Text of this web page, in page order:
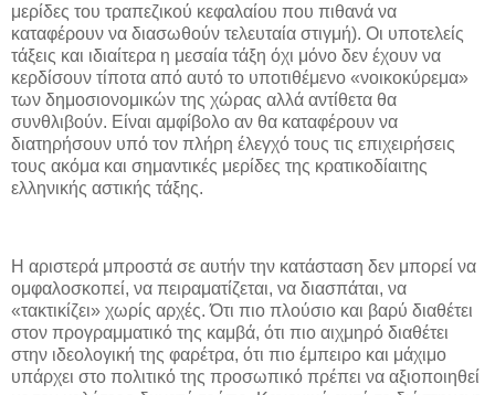
μερίδες του τραπεζικού κεφαλαίου που πιθανά να
καταφέρουν να διασωθούν τελευταία στιγμή). Οι υποτελείς
τάξεις και ιδιαίτερα η μεσαία τάξη όχι μόνο δεν έχουν να
κερδίσουν τίποτα από αυτό το υποτιθέμενο «νοικοκύρεμα»
των δημοσιονομικών της χώρας αλλά αντίθετα θα
συνθλιβούν. Είναι αμφίβολο αν θα καταφέρουν να
διατηρήσουν υπό τον πλήρη έλεγχό τους τις επιχειρήσεις
τους ακόμα και σημαντικές μερίδες της κρατικοδίαιτης
ελληνικής αστικής τάξης.
Η αριστερά μπροστά σε αυτήν την κατάσταση δεν μπορεί να
ομφαλοσκοπεί, να πειραματίζεται, να διασπάται, να
«τακτικίζει» χωρίς αρχές. Ότι πιο πλούσιο και βαρύ διαθέτει
στον προγραμματικό της καμβά, ότι πιο αιχμηρό διαθέτει
στην ιδεολογική της φαρέτρα, ότι πιο έμπειρο και μάχιμο
υπάρχει στο πολιτικό της προσωπικό πρέπει να αξιοποιηθεί